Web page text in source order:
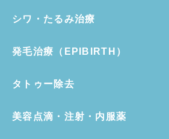
シワ・たるみ治療
発毛治療（EPIBIRTH）
タトゥー除去
美容点滴・注射・内服薬